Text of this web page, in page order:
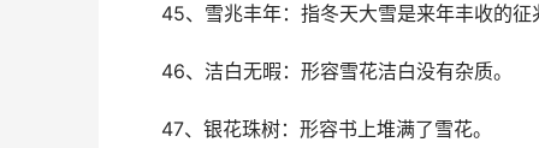
45、雪兆丰年：指冬天大雪是来年丰收的征
46、洁白无暇：形容雪花洁白没有杂质。
47、银花珠树：形容书上堆满了雪花。